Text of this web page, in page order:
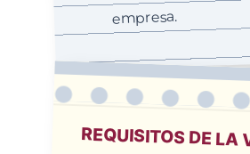
empresa.
REQUISITOS DE LA